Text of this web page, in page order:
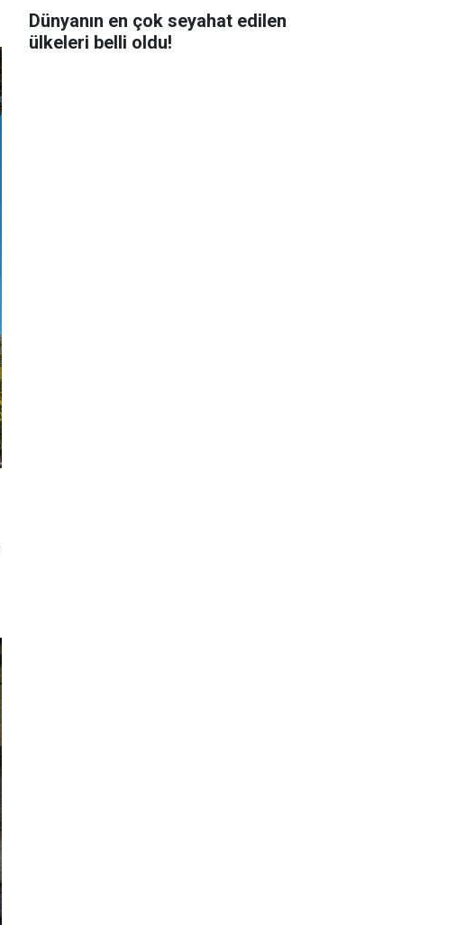
Dünyanın en çok seyahat edilen
ülkeleri belli oldu!